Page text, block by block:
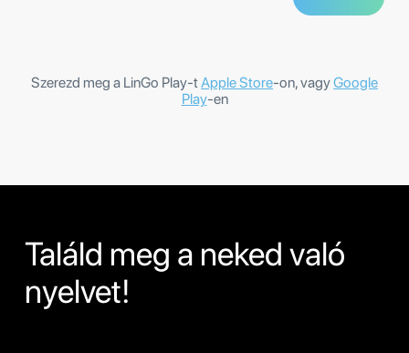
Szerezd meg a LinGo Play-tApple Store-on, vagyGoogle
Play-en
Találd meg a neked való
nyelvet!